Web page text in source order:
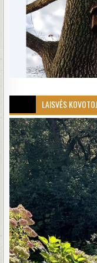
LAISVĖS